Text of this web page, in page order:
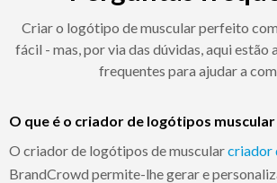
Criar o logótipo de muscular perfeito
fácil - mas, por via das dúvidas, aqui estão
frequentes para ajudar a
O que é o criador de logótipos
O criador de logótipos de muscularcriador
BrandCrowd permite-lhe gerar e